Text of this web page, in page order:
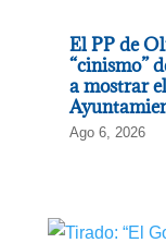
El PP de
“cinismo”
a mostrar
Ago 6, 2026